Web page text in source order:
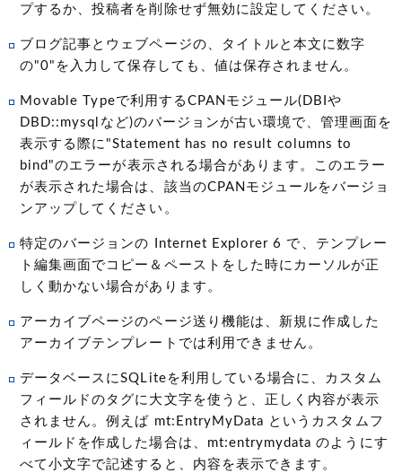
プするか、投稿者を削除せず無効に設定してください。
ブログ記事とウェブページの、タイトルと本文に数字
の"0"を入力して保存しても、値は保存されません。
Movable Typeで利用するCPANモジュール(DBIや
DBD::mysqlなど)のバージョンが古い環境で、管理画面を
表示する際に"Statement has no result columns to
bind"のエラーが表示される場合があります。このエラー
が表示された場合は、該当のCPANモジュールをバージョ
ンアップしてください。
特定のバージョンの Internet Explorer 6 で、テンプレー
ト編集画面でコピー＆ペーストをした時にカーソルが正
しく動かない場合があります。
アーカイブページのページ送り機能は、新規に作成した
アーカイブテンプレートでは利用できません。
データベースにSQLiteを利用している場合に、カスタム
フィールドのタグに大文字を使うと、正しく内容が表示
されません。例えば mt:EntryMyData というカスタムフ
ィールドを作成した場合は、mt:entrymydata のようにす
べて小文字で記述すると、内容を表示できます。